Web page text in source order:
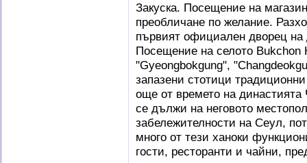
Закуска. Посещение на
преобличане по желание.
първият официален дворец на
Посещение на селото Bukchon
"Gyeongbokgung",
запазени стотици
още от времето на
се дължи на неговото
забележителности на Сеул,
много от тези ханоки
гости, ресторанти и чайни,